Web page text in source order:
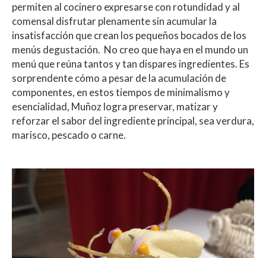
permiten al cocinero expresarse con rotundidad y al
comensal disfrutar plenamente sin acumular la
insatisfacción que crean los pequeños bocados de los
menús degustación. No creo que haya en el mundo un
menú que reúna tantos y tan dispares ingredientes. Es
sorprendente cómo a pesar de la acumulación de
componentes, en estos tiempos de minimalismo y
esencialidad, Muñoz logra preservar, matizar y
reforzar el sabor del ingrediente principal, sea verdura,
marisco, pescado o carne.